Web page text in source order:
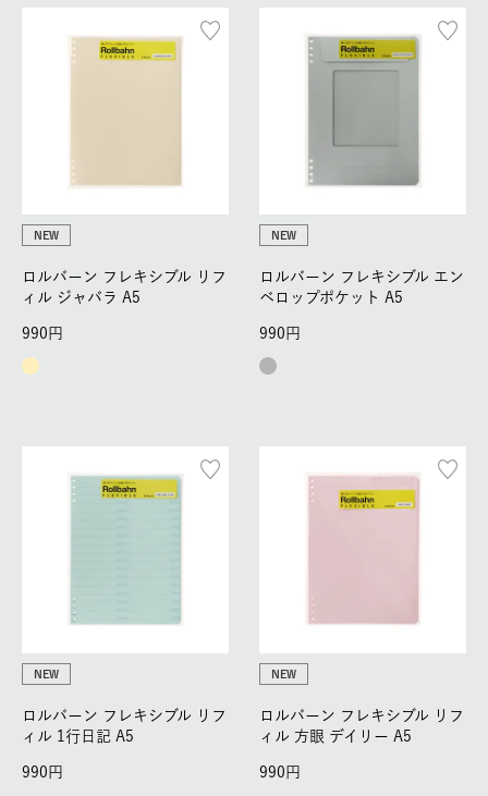
NEW
ロルバーン フレキシブル リフ
ィル ジャバラ A5
990
NEW
ロルバーン フレキシブル エン
ベロップポケット A5
990
NEW
ロルバーン フレキシブル リフ
ィル 1行日記 A5
990
NEW
ロルバーン フレキシブル リフ
ィル 方眼 デイリー A5
990